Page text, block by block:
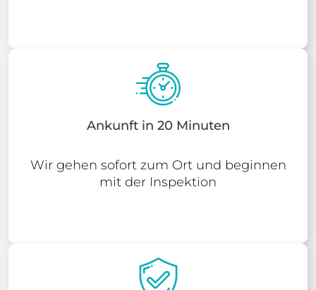
Ankunft in 20 Minuten
Wir gehen sofort zum Ort und beginnen
mit der Inspektion